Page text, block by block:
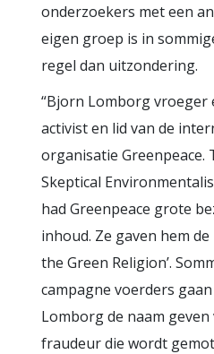
onderzoekers met een
eigen groep is in
regel dan uitzondering.
“Bjorn Lomborg vroeger
activist en lid van de
organisatie Greenpeace.
Skeptical
had Greenpeace grote
inhoud. Ze gaven hem
the Green Religion’.
campagne voerders
Lomborg de naam geven
fraudeur die wordt